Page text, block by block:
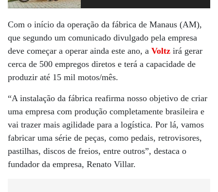
Com o início da operação da fábrica de Manaus (AM),
que segundo um comunicado divulgado pela empresa
deve começar a operar ainda este ano, a Voltz irá gerar
cerca de 500 empregos diretos e terá a capacidade de
produzir até 15 mil motos/mês.
“A instalação da fábrica reafirma nosso objetivo de criar
uma empresa com produção completamente brasileira e
vai trazer mais agilidade para a logística. Por lá, vamos
fabricar uma série de peças, como pedais, retrovisores,
pastilhas, discos de freios, entre outros”, destaca o
fundador da empresa, Renato Villar.